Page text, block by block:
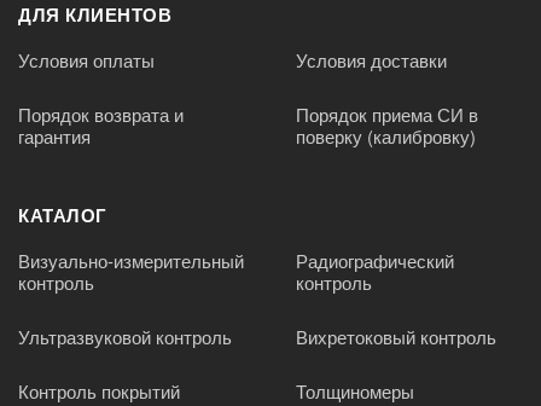
ДЛЯ КЛИЕНТОВ
Условия оплаты Условия доставки
Порядок возврата и
гарантия
Порядок приема СИ в
поверку (калибровку)
КАТАЛОГ
Визуально-измерительный
контроль
Радиографический
контроль
Ультразвуковой контроль Вихретоковый контроль
Контроль покрытий Толщиномеры